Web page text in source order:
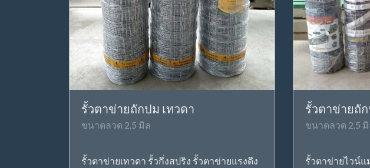
รั้วตาข่ายถักปม เทวดา
ขนาดลวด 2.5 มิล
รั้วตาข่ายเทวดา รั้วกึ่งสปริง รั้วตาข่ายแรงดึง
รั้วตาข่ายถั
ขนาดลวด 2.5
รั้วตาข่ายไวน์แ